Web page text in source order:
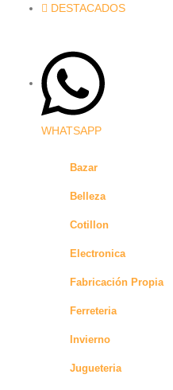
DESTACADOS
WHATSAPP
Bazar
Belleza
Cotillon
Electronica
Fabricación Propia
Ferreteria
Invierno
Jugueteria